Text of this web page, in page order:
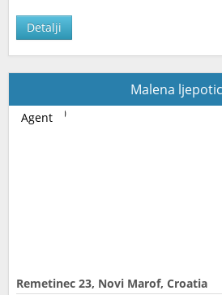
Detalji
Malena
Agent
Remetinec 23, Novi Marof, Croatia